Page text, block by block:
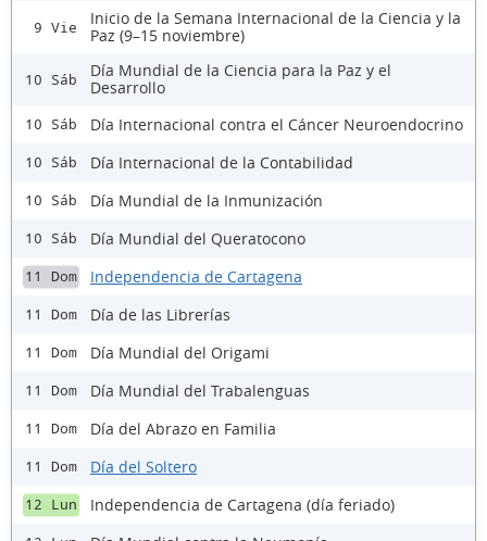
9 Vie
Inicio de la Semana Internacional de la Ciencia y la
Paz (9–15 noviembre)
10 Sáb
Día Mundial de la Ciencia para la Paz y el
Desarrollo
10 Sáb Día Internacional contra el Cáncer Neuroendocrino
10 Sáb Día Internacional de la Contabilidad
10 Sáb Día Mundial de la Inmunización
10 Sáb Día Mundial del Queratocono
11 Dom Independencia de Cartagena
11 Dom Día de las Librerías
11 Dom Día Mundial del Origami
11 Dom Día Mundial del Trabalenguas
11 Dom Día del Abrazo en Familia
11 Dom Día del Soltero
12 Lun Independencia de Cartagena (día feriado)